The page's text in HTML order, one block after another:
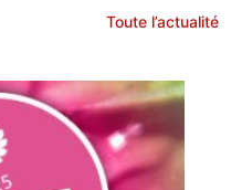
Toute l’actualité